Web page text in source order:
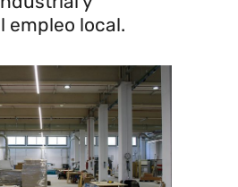
empleo local.